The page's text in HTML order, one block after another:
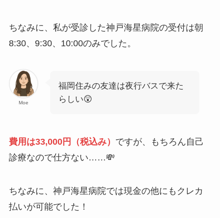
ちなみに、私が受診した神戸海星病院の受付は朝
8:30、9:30、10:00のみでした。
Moe
福岡住みの友達は夜行バスで来た
らしい😲
費用は33,000円（税込み） ですが、もちろん自己
診療なので仕方ない……💸
ちなみに、神戸海星病院では現金の他にもクレカ
払いが可能でした！